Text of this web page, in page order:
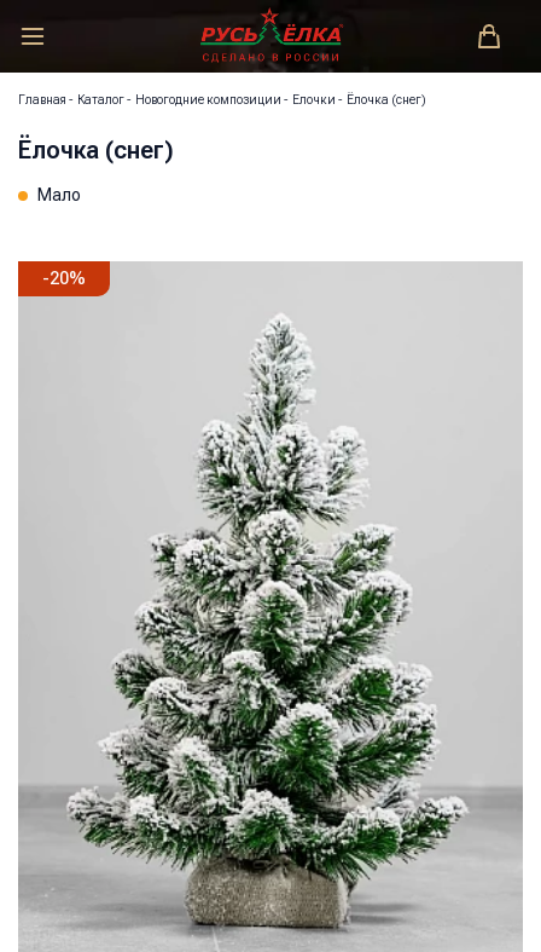
РУСЬ-ЁЛКА – ЗАКОНОДАТЕЛЬ МОДЫ!
Главная - Каталог- Новогодние композиции - Елочки - Ёлочка (снег)
Ёлочка (снег)
Мало
-20%